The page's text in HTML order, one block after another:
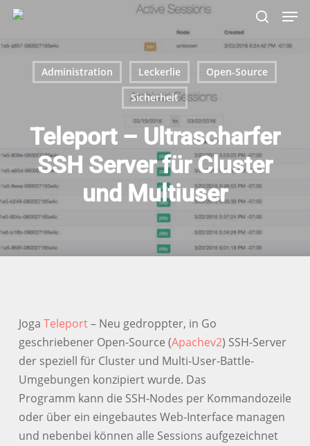
Skip
main
contentAdministration Leckerlie
Open-Source
Sicherheit
Teleport – Ultrascharfer
SSH Server für Cluster
und Multiuser
Joga Teleport– Neu gedroppter, in Go
geschriebener Open-Source (Apachev2) SSH-Server
der speziell für Cluster und Multi-User-Battle-
Umgebungen konzipiert wurde. Das
Programm kann die SSH-Nodes per Kommandozeile
oder über ein eingebautes Web-Interface managen
und nebenbei können alle Sessions aufgezeichnet
Menu